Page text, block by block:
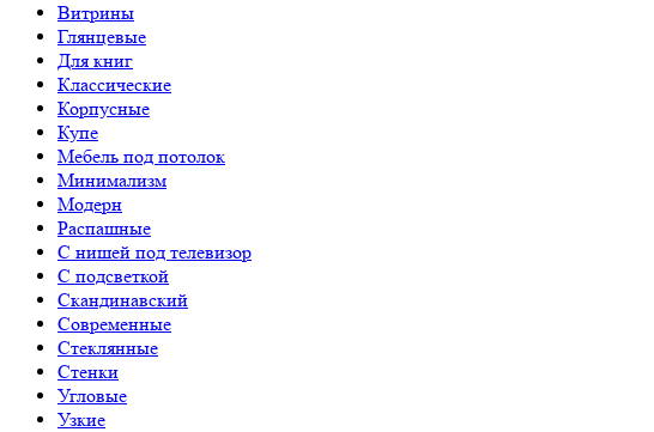
Витрины
Глянцевые
Для книг
Классические
Корпусные
Купе
Мебель под потолок
Минимализм
Модерн
Распашные
С нишей под телевизор
С подсветкой
Скандинавский
Современные
Стеклянные
Стенки
Угловые
Узкие